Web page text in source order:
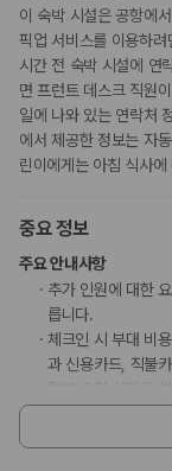
이 숙박 시설은 공항에
픽업 서비스를 이용하
시간 전 숙박 시설에 연
면 프런트 데스크 직원
일에 나와 있는 연락처
에서 제공한 정보는 자
린이에게는 아침 식사
중요 정보
주요 안내사항
추가 인원에 대한
릅니다.
체크인 시 부대 비
과 신용카드, 직불
며 추가 요금이 부
부대 비용 발생에